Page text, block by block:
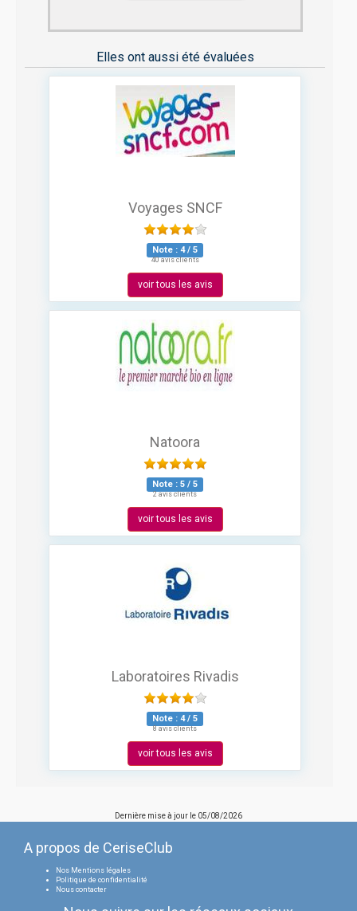
Elles ont aussi été évaluées
Voyages SNCF
Note : 4/ 5
40 avis clients
voir tous les avis
Natoora
Note : 5 / 5
2 avis clients
voir tous les avis
Laboratoires Rivadis
Note : 4/ 5
8 avis clients
voir tous les avis
Dernière mise à jour le 05/08/2026
A propos de CeriseClub
Nos Mentions légales
Politique de confidentialité
Nous contacter